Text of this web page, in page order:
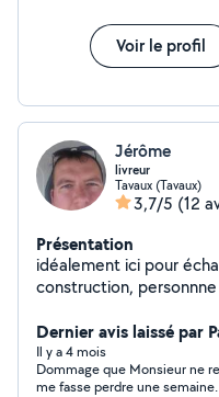
Voir le profil
Jérôme
livreur
Tavaux (Tavaux)
3,7/5 (12
Présentation
idéalement ici pour
construction,
Dernier avis laissé par
Il y a 4 mois
Dommage que Monsieur ne
me fasse perdre une